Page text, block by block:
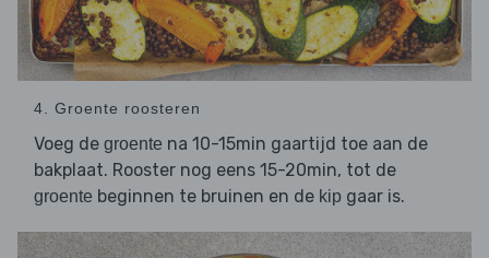
4. Groente roosteren
Voeg de groente na 10-15min gaartijd toe aan de
bakplaat. Rooster nog eens 15-20min, tot de
groente beginnen te bruinen en de kip gaar is.